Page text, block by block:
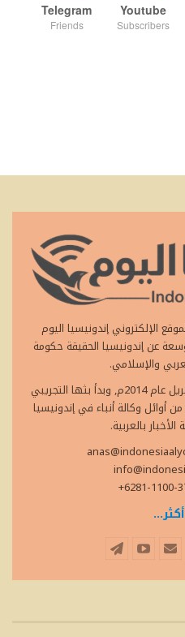
Youtube
Subscribers
Telegram
Friends
الإلكتروني إندونيسيا اليوم
عن إندونيسيا الحقيقة حكومة
والإسلامي.
وتأسس إندونيسيا اليوم في 24 ابريل عام 2014م, وبدأ بثها التجريبي
بذلك من أوائل وكالة أنباء في إندونيسيا
بالعربية.